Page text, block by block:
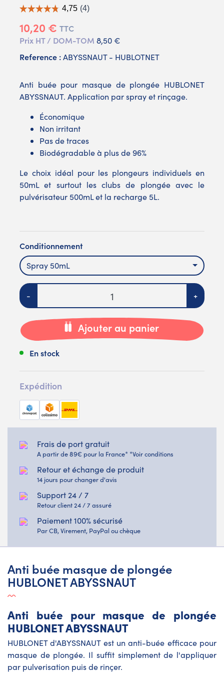
10,20 € TTC
Prix HT / DOM-TOM 8,50 €
Reference :ABYSSNAUT - HUBLOTNET
Anti buée pour masque de plongée HUBLONET
ABYSSNAUT. Application par spray et rinçage.
Économique
Non irritant
Pas de traces
Biodégradable à plus de 96%
Le choix idéal pour les plongeurs individuels en
50mL et surtout les clubs de plongée avec le
pulvérisateur 500mL et la recharge 5L.
Conditionnement
Spray 50mL
Quantité
- +
Ajouter au panier
En stock
Expédition
Frais de port gratuit
A partir de 89€ pour la France* *Voir conditions
Retour et échange de produit
14 jours pour changer d'avis
Support 24 / 7
Retour client 24 / 7 assuré
Paiement 100% sécurisé
Par CB, Virement, PayPal ou chèque
Anti buée masque de plongée
HUBLONET ABYSSNAUT
Anti buée pour masque de plongée
HUBLONET ABYSSNAUT
HUBLONET d'ABYSSNAUT est un anti-buée efficace pour
masque de plongée. Il suffit simplement de l'appliquer
par pulverisation puis de rinçer.